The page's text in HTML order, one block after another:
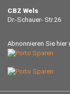
CBZ Wels
Dr.-Schauer- Str.26
Abnonnieren Sie hier